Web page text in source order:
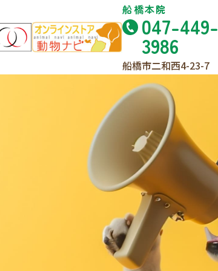
船橋本院
047-449-
3986
船橋市二和西4-23-7